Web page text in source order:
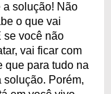
a solução! Não
o que vai
se você não
vai ficar com
que para tudo na
solução. Porém,